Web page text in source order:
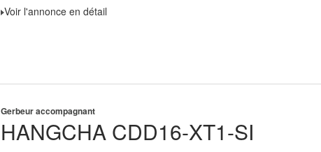
Voir l'annonce en détail
HANGCHA CDD16-XT1-SI
Gerbeur accompagnant